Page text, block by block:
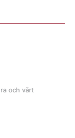
och vårt